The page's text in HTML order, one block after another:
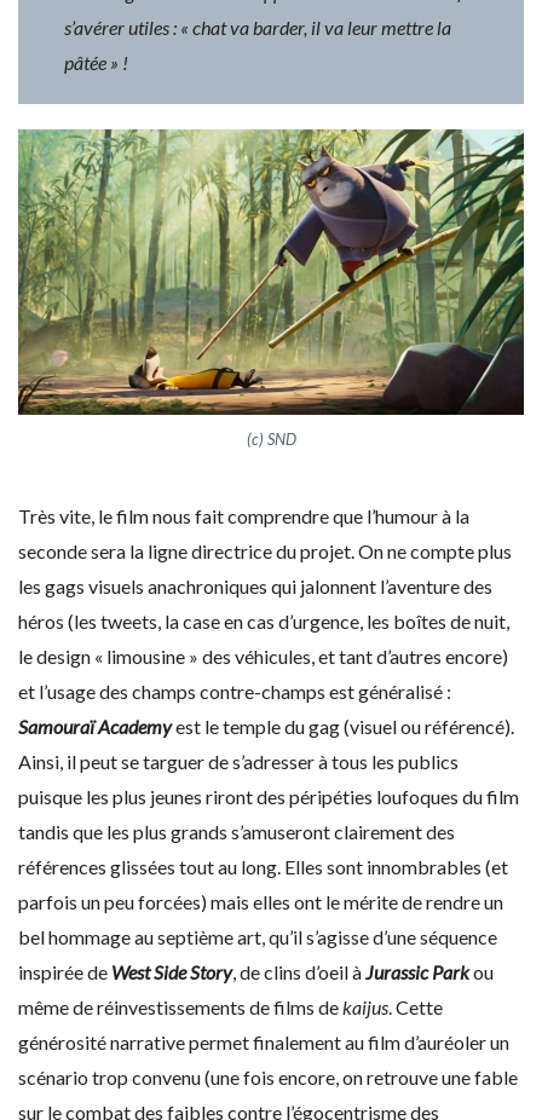
s’avérer utiles : « chat va barder, il va leur mettre la
pâtée » !
(c) SND
Très vite, le film nous fait comprendre que l’humour à la
seconde sera la ligne directrice du projet. On ne compte plus
les gags visuels anachroniques qui jalonnent l’aventure des
héros (les tweets, la case en cas d’urgence, les boîtes de nuit,
le design « limousine » des véhicules, et tant d’autres encore)
et l’usage des champs contre-champs est généralisé :
Samouraï Academyest le temple du gag (visuel ou référencé).
Ainsi, il peut se targuer de s’adresser à tous les publics
puisque les plus jeunes riront des péripéties loufoques du film
tandis que les plus grands s’amuseront clairement des
références glissées tout au long. Elles sont innombrables (et
parfois un peu forcées) mais elles ont le mérite de rendre un
bel hommage au septième art, qu’il s’agisse d’une séquence
inspirée de West Side Story, de clins d’oeil àJurassic Parkou
même de réinvestissements de films dekaijus. Cette
générosité narrative permet finalement au film d’auréoler un
scénario trop convenu (une fois encore, on retrouve une fable
sur le combat des faibles contre l’égocentrisme des